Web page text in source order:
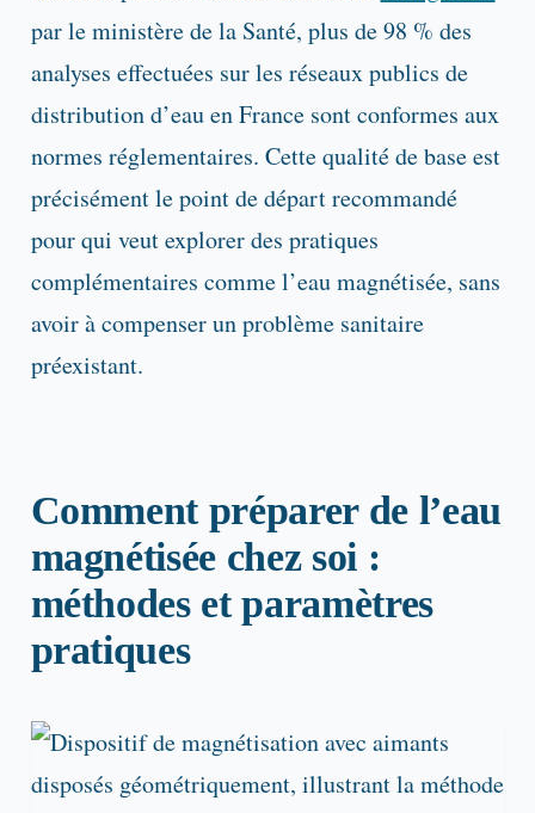
par le ministère de la Santé, plus de 98 % des
analyses effectuées sur les réseaux publics de
distribution d’eau en France sont conformes aux
normes réglementaires. Cette qualité de base est
précisément le point de départ recommandé
pour qui veut explorer des pratiques
complémentaires comme l’eau magnétisée, sans
avoir à compenser un problème sanitaire
préexistant.
Comment préparer de l’eau
magnétisée chez soi :
méthodes et paramètres
pratiques